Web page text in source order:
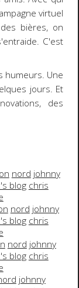
virtuel
bières, on
C'est
humeurs. Une
jours. Et
des
nord johnny
blog chris
nord johnny
blog chris
nord johnny
blog chris
johnny